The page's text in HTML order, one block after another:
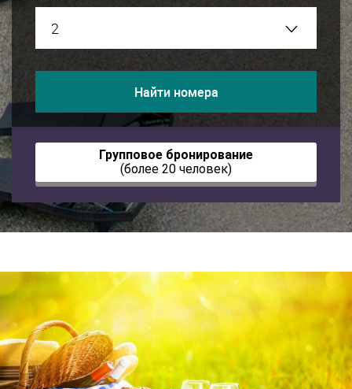
Найти номера
Групповое бронирование
(более 20 человек)